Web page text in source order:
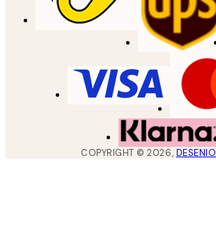
COPYRIGHT ©2026, DESENIO